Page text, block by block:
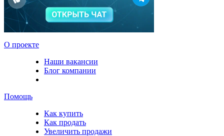
О проекте
Наши вакансии
Блог компании
Помощь
Как купить
Как продать
Увеличить продажи